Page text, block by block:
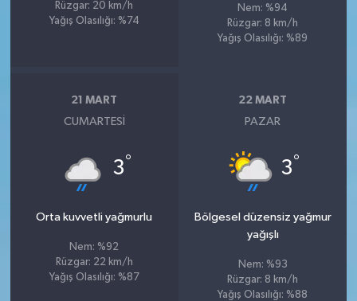
Rüzgar: 20 km/h
Yağış Olasılığı: %74
Nem: %94
Rüzgar: 8 km/h
Yağış Olasılığı: %89
21 MART
CUMARTESI
3°
Orta kuvvetli yağmurlu
Nem: %92
Rüzgar: 22 km/h
Yağış Olasılığı: %87
22 MART
PAZAR
3°
Bölgesel düzensiz yağmur
yağışlı
Nem: %93
Rüzgar: 8 km/h
Yağış Olasılığı: %88